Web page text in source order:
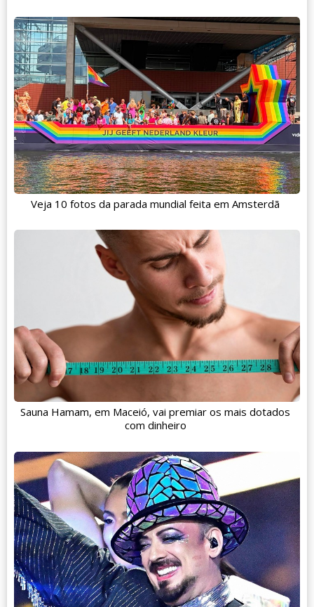
Veja 10 fotos da parada mundial feita em Amsterdã
Sauna Hamam, em Maceió, vai premiar os mais dotados
com dinheiro